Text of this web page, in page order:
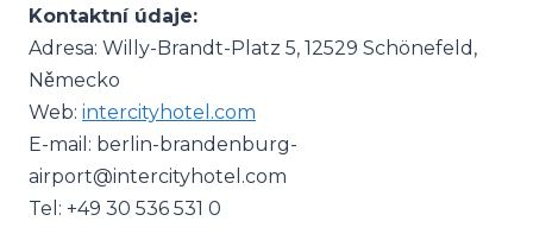
Kontaktní údaje:
Adresa: Willy-Brandt-Platz 5, 12529 Schönefeld,
Německo
Web: intercityhotel.com
E-mail: berlin-brandenburg-
airport@intercityhotel.com
Tel: +49 30 536 531 0